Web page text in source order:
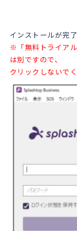
インストールが完
※「無料トライア
は別ですので、
クリックしないでく